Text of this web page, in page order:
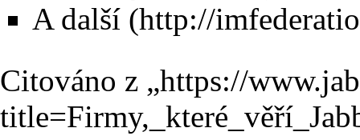
A další
Citováno z „https://